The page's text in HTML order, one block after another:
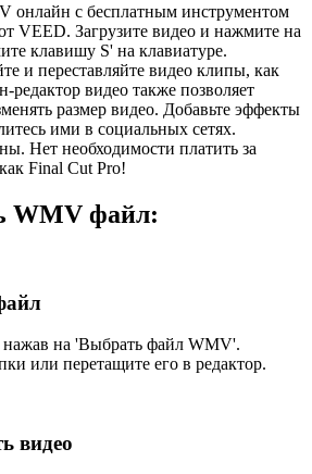
онлайн с бесплатным инструментом
VEED. Загрузите видео и нажмите на
клавишу S' на клавиатуре.
и переставляйте видео клипы, как
видео также позволяет
размер видео. Добавьте эффекты
ими в социальных сетях.
Нет необходимости платить за
Final Cut Pro!
WMV файл:
нажав на 'Выбрать файл WMV'.
или перетащите его в редактор.
видео